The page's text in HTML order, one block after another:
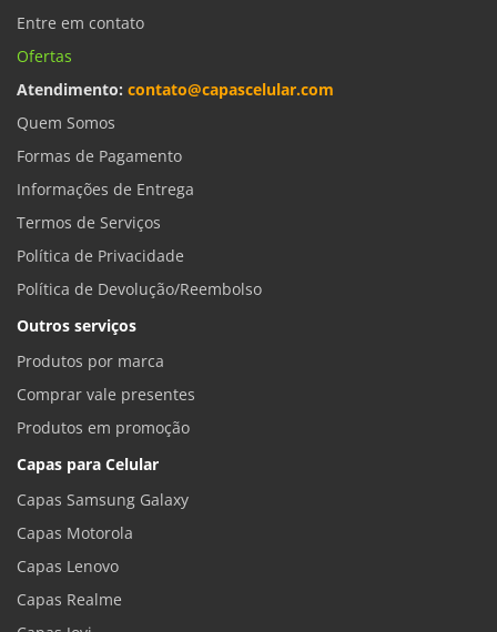
Entre em contato
Ofertas
Atendimento: contato@capascelular.com
Quem Somos
Formas de Pagamento
Informações de Entrega
Termos de Serviços
Política de Privacidade
Política de Devolução/Reembolso
Outros serviços
Produtos por marca
Comprar vale presentes
Produtos em promoção
Capas para Celular
Capas Samsung Galaxy
Capas Motorola
Capas Lenovo
Capas Realme